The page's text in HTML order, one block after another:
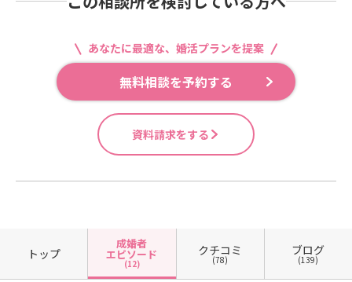
あなたに最適な、婚活プランを提案
無料相談を予約する
資料請求をする
トップ
成婚者
エピソード
(12)
クチコミ
(78)
ブログ
(139)